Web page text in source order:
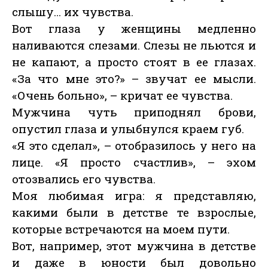
слышу… их чувства.
Вот глаза у женщины медленно
наливаются слезами. Слезы не льются и
не капают, а просто стоят в ее глазах.
«За что мне это?» – звучат ее мысли.
«Очень больно», – кричат ее чувства.
Мужчина чуть приподнял брови,
опустил глаза и улыбнулся краем губ.
«Я это сделал», – отобразилось у него на
лице. «Я просто счастлив», – эхом
отозвались его чувства.
Моя любимая игра: я представляю,
какими были в детстве те взрослые,
которые встречаются на моем пути.
Вот, например, этот мужчина в детстве
и даже в юности был довольно